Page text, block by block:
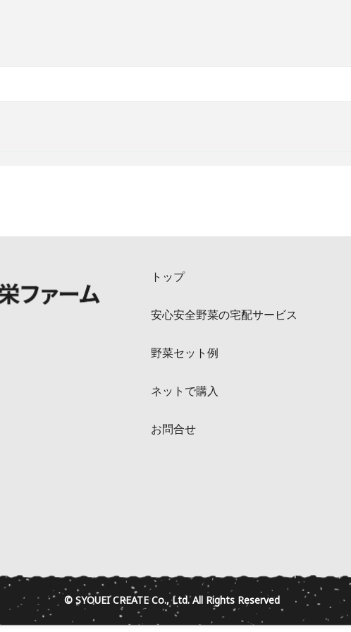
トップ
安心安全野菜の宅配サービス
野菜セット例
ネットで購入
お問合せ
© SYOUEI CREATE Co., Ltd. All Rights Reserved